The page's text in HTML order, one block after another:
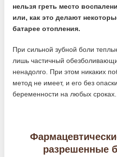
нельзя греть место
или, как это делают
батарее отопления.
При сильной зубной боли
лишь частичный
ненадолго. При этом никаких
метод не имеет, и его без
беременности на любых сроках.
разрешенные